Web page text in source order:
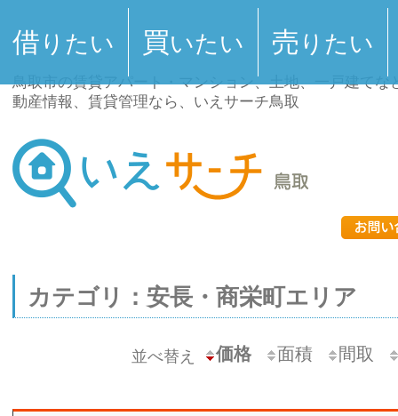
鳥取市の賃貸アパート・マンション、土地、一戸建てな
動産情報、賃貸管理なら、いえサーチ鳥取
カテゴリ：安長・商栄町エリア
並べ替え 価格 面積 間取
借 りたい 買いたい 売 りたい